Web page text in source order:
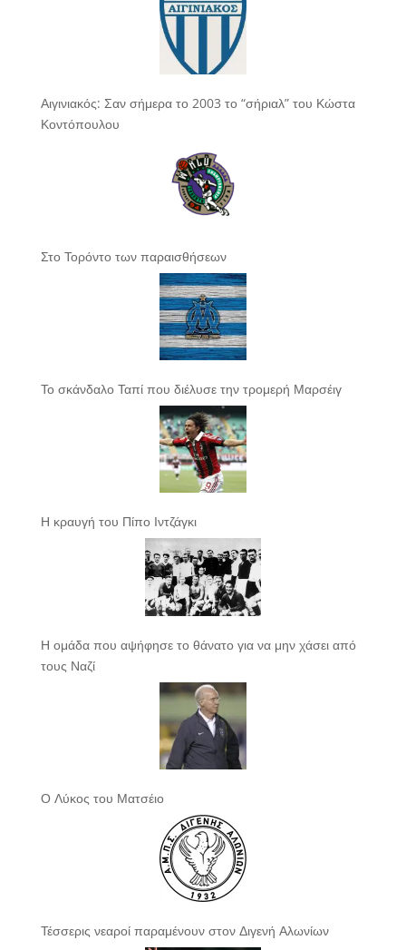
Αιγινιακός: Σαν σήμερα το 2003 το “σήριαλ” του Κώστα
Κοντόπουλου
Στο Τορόντο των παραισθήσεων
Το σκάνδαλο Ταπί που διέλυσε την τρομερή Μαρσέιγ
Η κραυγή του Πίπο Ιντζάγκι
Η ομάδα που αψήφησε το θάνατο για να μην χάσει από
τους Ναζί
Ο Λύκος του Ματσέιο
Τέσσερις νεαροί παραμένουν στον Διγενή Αλωνίων